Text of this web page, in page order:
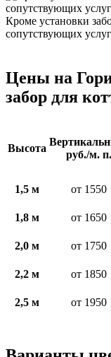
Кроме установки
сопутствующих
Цены на
забор для
Высота
руб./м. п.
1,5 м
от 1550
1,8 м от 1650
2,0 м от 1750
2,2 м от 1850
2,5 м от 1950